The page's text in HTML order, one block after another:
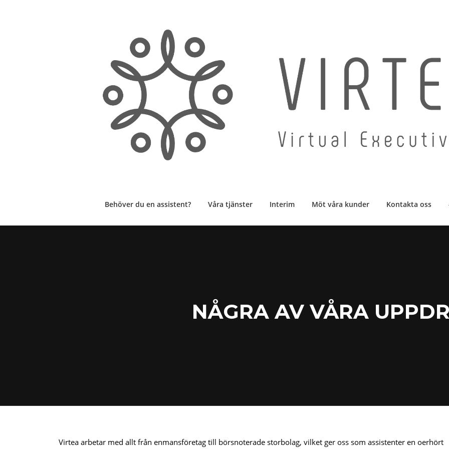
Behöver du en assistent? Våra tjänster Interim Möt våra kunder Kontakta oss
NÅGRA AV VÅRA
Virtea arbetar med allt från enmansföretag till börsnoterade storbolag, vilket ger oss som assistenter en oerhört